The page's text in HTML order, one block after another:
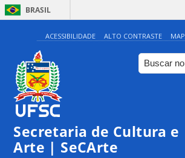
BRASIL
ACESSIBILIDADE ALTO CONTRASTE
Secretaria de Cultura e
Arte | SeCArte